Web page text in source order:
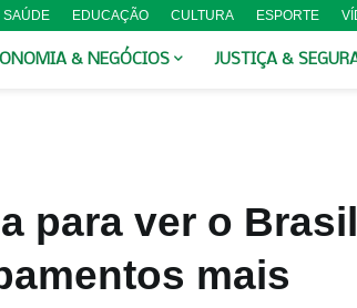
SAÚDE EDUCAÇÃO CULTURA ESPORTE
& NEGÓCIOS JUSTIÇA &
para ver o
mais